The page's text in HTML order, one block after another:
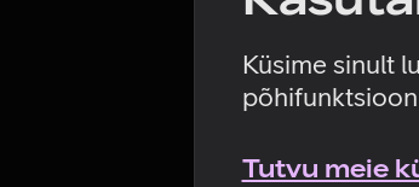
Küsime sinult
Tutvu meie